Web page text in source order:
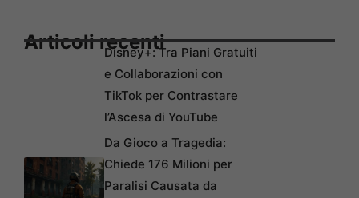
Articoli recentiDisney+: Tra Piani Gratuiti
e Collaborazioni con
TikTok per Contrastare
l’Ascesa di YouTube
Da Gioco a Tragedia:
Chiede 176 Milioni per
Paralisi Causata da